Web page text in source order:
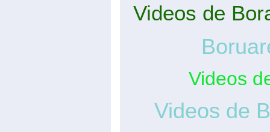
Videos de
Videos
Videos de